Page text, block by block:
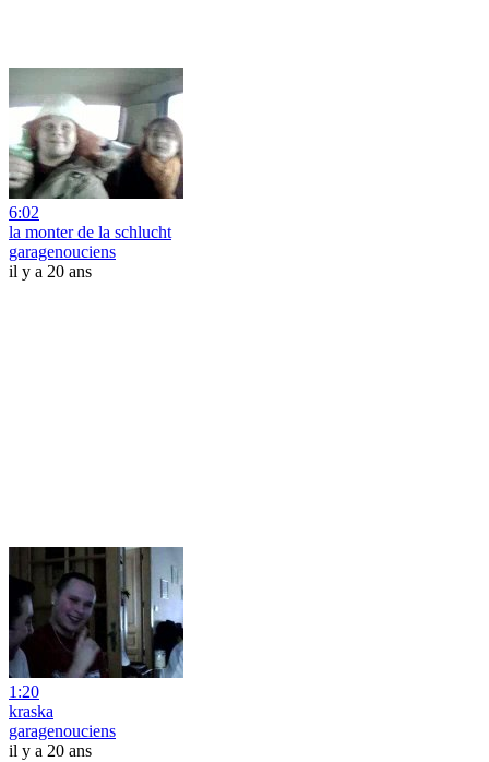
6:02
la monter de la schlucht
garagenouciens
il y a 20 ans
1:20
kraska
garagenouciens
il y a 20 ans